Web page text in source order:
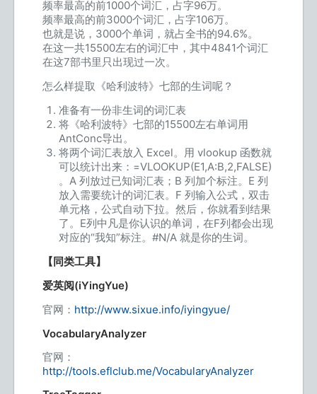
频率最高的前1000个词汇，占字96万。
频率最高的前3000个词汇，占字106万。
也就是说，3000个单词，就占全书的94.6%。
在这一共15500左右的词汇中，其中4841个词汇
在这7部书里只出现过一次。
怎么样提取《哈利波特》七部的生词呢？
准备有一份非生词的词汇表
将《哈利波特》七部的15500左右单词用
AntConc导出。
将两个词汇表放入 Excel。用 vlookup 函数就
可以统计出来：=VLOOKUP(E1,A:B,2,FALSE)
。A 列放过已知词汇表；B 列加个标注。E 列
放入需要统计的词汇表。F 列输入公式，双击
单元格，公式自动下拉。然后，你就看到结果
了。E列中凡是你认识的单词，在F列都会出现
对应的“我知”标注。#N/A 就是你的生词。
【同类工具】
爱英阅(iYingYue)
官网： http://www.sixue.info/iyingyue/
VocabularyAnalyzer
官网：
http://tools.eflclub.me/VocabularyAnalyzer